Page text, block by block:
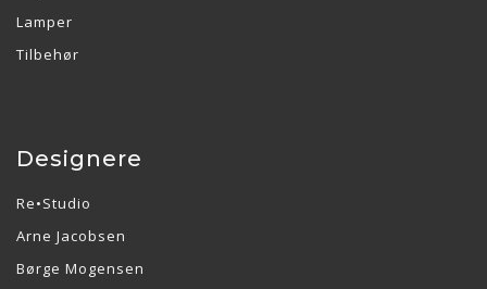
Lamper
Tilbehør
Designere
Re•Studio
Arne Jacobsen
Børge Mogensen